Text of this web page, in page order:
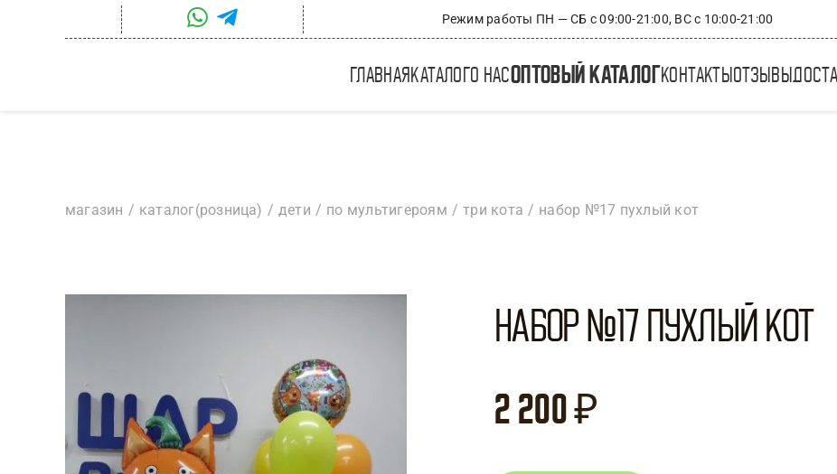
Режим работы ПН — СБ с 09:00-21:00, ВС с 10:00-21:00
главная каталого насоптовый каталогконтакты отзывы
магазин каталог(розница) дети по мультигероям три кота набор №17 пухлый кот
Набор №17 Пухлый кот
2 200₽